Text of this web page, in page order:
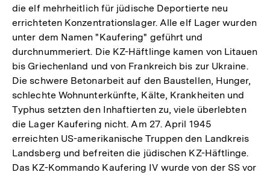
die elf mehrheitlich für jüdische Deportierte neu
errichteten Konzentrationslager. Alle elf Lager wurden
unter dem Namen "Kaufering" geführt und
durchnummeriert. Die KZ-Häftlinge kamen von Litauen
bis Griechenland und von Frankreich bis zur Ukraine.
Die schwere Betonarbeit auf den Baustellen, Hunger,
schlechte Wohnunterkünfte, Kälte, Krankheiten und
Typhus setzten den Inhaftierten zu, viele überlebten
die Lager Kaufering nicht. Am 27. April 1945
erreichten US-amerikanische Truppen den Landkreis
Landsberg und befreiten die jüdischen KZ-Häftlinge.
Das KZ-Kommando Kaufering IV wurde von der SS vor